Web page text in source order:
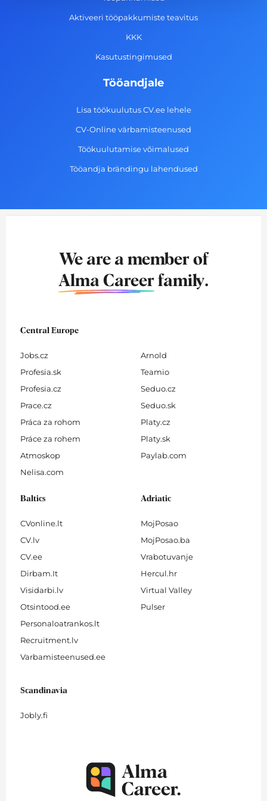
-
m
Aktiveeri tööpakkumiste teavitus
KKK
Kasutustingimused
Tööandjale
Lisa töökuulutus CV.ee lehele
CV-Online värbamisteenused
Töökuulutamise võimalused
Tööandja brändingu lahendused
We are a member of
Alma Career family.
Central Europe
Jobs.cz
Profesia.sk
Profesia.cz
Prace.cz
Práca za rohom
Práce za rohem
Atmoskop
Nelisa.com
Arnold
Teamio
Seduo.cz
Seduo.sk
Platy.cz
Platy.sk
Paylab.com
Baltics
CVonline.lt
CV.lv
CV.ee
Dirbam.It
Visidarbi.lv
Otsintood.ee
Personaloatrankos.lt
Recruitment.lv
Varbamisteenused.ee
Adriatic
MojPosao
MojPosao.ba
Vrabotuvanje
Hercul.hr
Virtual Valley
Pulser
Scandinavia
Jobly.fi